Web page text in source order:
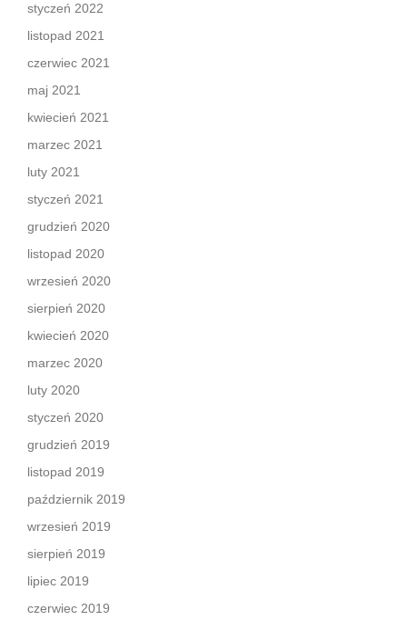
styczeń 2022
listopad 2021
czerwiec 2021
maj 2021
kwiecień 2021
marzec 2021
luty 2021
styczeń 2021
grudzień 2020
listopad 2020
wrzesień 2020
sierpień 2020
kwiecień 2020
marzec 2020
luty 2020
styczeń 2020
grudzień 2019
listopad 2019
październik 2019
wrzesień 2019
sierpień 2019
lipiec 2019
czerwiec 2019